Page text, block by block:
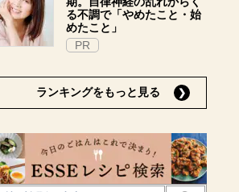
る不調で「やめたこと・始
めたこと」
PR
ランキングをもっと見る